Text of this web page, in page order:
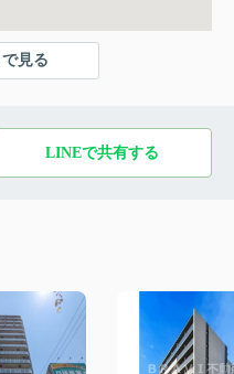
見る
LINEで共有する